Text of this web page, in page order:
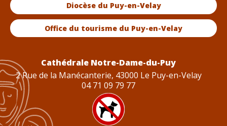
Diocèse du Puy-en-Velay
Office du tourisme du Puy-en-Velay
Cathédrale Notre-Dame-du-Puy
2 Rue de la Manécanterie, 43000 Le Puy-en-Velay
04 71 09 79 77